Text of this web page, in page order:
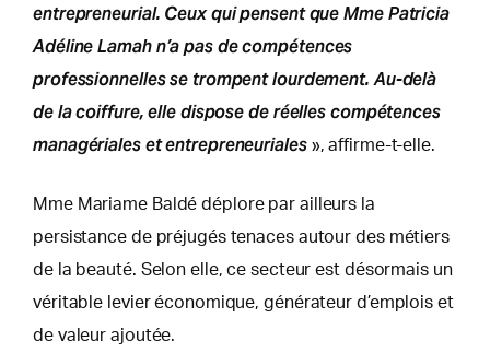
entrepreneurial. Ceux qui pensent que Mme Patricia
Adéline Lamah n’a pas de compétences
professionnelles se trompent lourdement. Au-delà
de la coiffure, elle dispose de réelles compétences
managériales et entrepreneuriales», affirme-t-elle.
Mme Mariame Baldé déplore par ailleurs la
persistance de préjugés tenaces autour des métiers
de la beauté. Selon elle, ce secteur est désormais un
véritable levier économique, générateur d’emplois et
de valeur ajoutée.